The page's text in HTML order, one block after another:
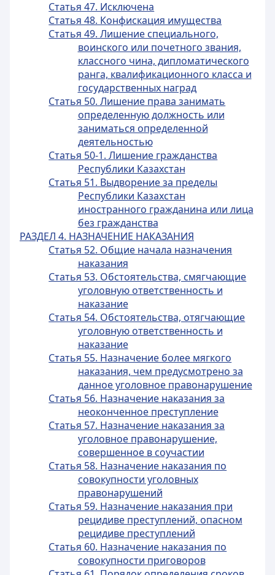
Статья 47. Исключена
Статья 48. Конфискация имущества
Статья 49. Лишение специального,
воинского или почетного звания,
классного чина, дипломатического
ранга, квалификационного класса и
государственных наград
Статья 50. Лишение права занимать
определенную должность или
заниматься определенной
деятельностью
Статья 50-1. Лишение гражданства
Республики Казахстан
Статья 51. Выдворение за пределы
Республики Казахстан
иностранного гражданина или лица
без гражданства
РАЗДЕЛ 4. НАЗНАЧЕНИЕ НАКАЗАНИЯ
Статья 52. Общие начала назначения
наказания
Статья 53. Обстоятельства, смягчающие
уголовную ответственность и
наказание
Статья 54. Обстоятельства, отягчающие
уголовную ответственность и
наказание
Статья 55. Назначение более мягкого
наказания, чем предусмотрено за
данное уголовное правонарушение
Статья 56. Назначение наказания за
неоконченное преступление
Статья 57. Назначение наказания за
уголовное правонарушение,
совершенное в соучастии
Статья 58. Назначение наказания по
совокупности уголовных
правонарушений
Статья 59. Назначение наказания при
рецидиве преступлений, опасном
рецидиве преступлений
Статья 60. Назначение наказания по
совокупности приговоров